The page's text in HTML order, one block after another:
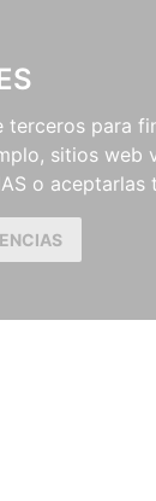
para
sitios web
o